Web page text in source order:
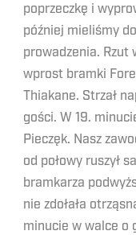
poprzeczkę i
później mieliśmy
prowadzenia. Rzut
wprost bramki
Thiakane. Strzał
gości. W 19.
Pieczęk. Nasz
od połowy ruszył
bramkarza
nie zdołała
minucie w walce o